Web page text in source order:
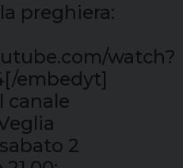
preghiera:
watch?
embedyt]
canale
2